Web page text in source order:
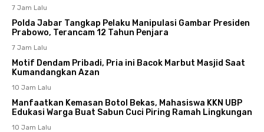
7 Jam Lalu
Polda Jabar Tangkap Pelaku Manipulasi Gambar Presiden
Prabowo, Terancam 12 Tahun Penjara
7 Jam Lalu
Motif Dendam Pribadi, Pria ini Bacok Marbut Masjid Saat
Kumandangkan Azan
10 Jam Lalu
Manfaatkan Kemasan Botol Bekas, Mahasiswa KKN UBP
Edukasi Warga Buat Sabun Cuci Piring Ramah Lingkungan
10 Jam Lalu